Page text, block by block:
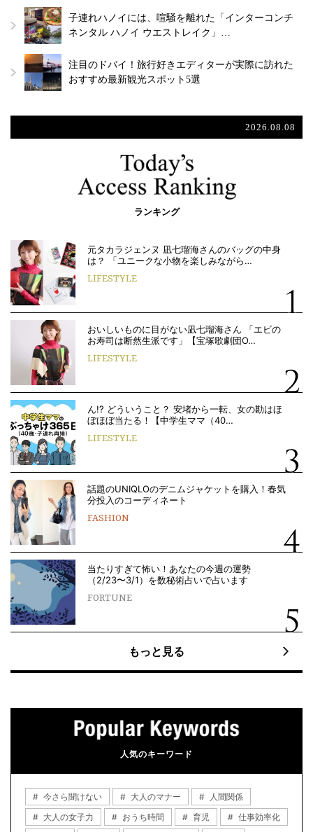
子連れハノイには、喧騒を離れた「インターコンチ
ネンタル ハノイ ウエストレイク」…
注目のドバイ！旅行好きエディターが実際に訪れた
おすすめ最新観光スポット5選
2026.08.08
ランキング
元タカラジェンヌ 凪七瑠海さんのバッグの中身
は？ 「ユニークな小物を楽しみながら…
LIFESTYLE
おいしいものに目がない凪七瑠海さん 「エビの
お寿司は断然生派です」【宝塚歌劇団O…
LIFESTYLE
ん!? どういうこと？ 安堵から一転、女の勘はほ
ぼほぼ当たる！【中学生ママ（40…
LIFESTYLE
話題のUNIQLOのデニムジャケットを購入！春気
分投入のコーディネート
FASHION
当たりすぎて怖い！あなたの今週の運勢
（2/23〜3/1）を数秘術占いで占います
FORTUNE
もっと見る
人気のキーワード
今さら聞けない 大人のマナー
人間関係
大人の女子力
おうち時間 育児
仕事効率化